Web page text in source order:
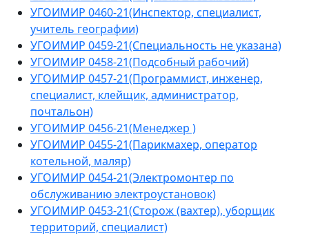
УГОИМИР 0460-21(Инспектор, специалист,
учитель географии)
УГОИМИР 0459-21(Специальность не указана)
УГОИМИР 0458-21(Подсобный рабочий)
УГОИМИР 0457-21(Программист, инженер,
специалист, клейщик, администратор,
почтальон)
УГОИМИР 0456-21(Менеджер )
УГОИМИР 0455-21(Парикмахер, оператор
котельной, маляр)
УГОИМИР 0454-21(Электромонтер по
обслуживанию электроустановок)
УГОИМИР 0453-21(Сторож (вахтер), уборщик
территорий, специалист)